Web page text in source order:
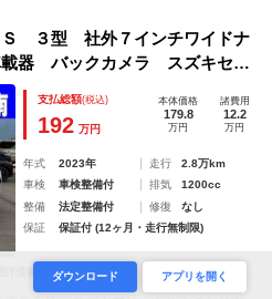
３型 社外７インチワイドナ
器 バックカメラ スズキセー
減ブレーキ 後退時ブレーキサ
ニター リヤクロストラフィッ
支払総額(税込)
192 万円
本体価格
179.8
万円
諸費用
12.2
万円
年式 2023年 走行
2.8万km
車検
車検整備付 排気
1200cc
整備
法定整備付 修復
なし
保証
保証付 (12ヶ月・走行無制限)
価書 ダウンロード アプリを開く